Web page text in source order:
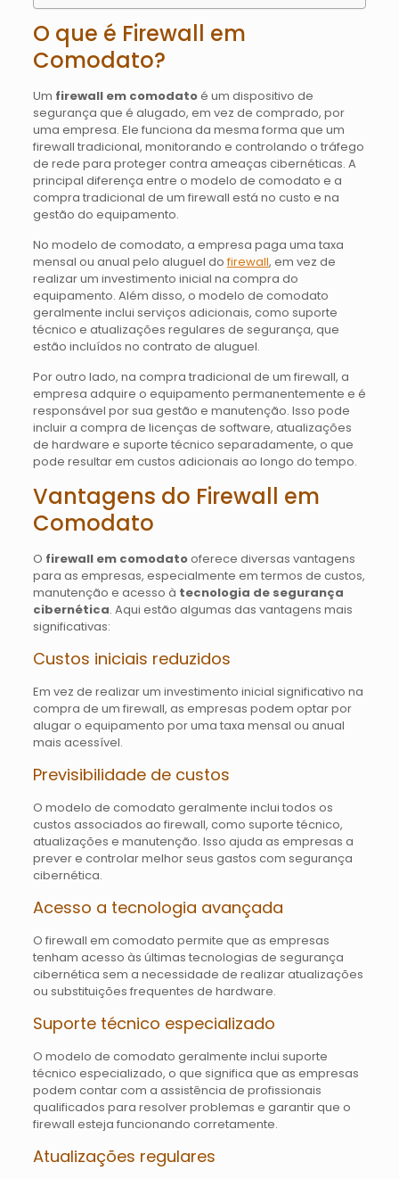
O que é Firewall em
Comodato?
Um firewall em comodatoé um dispositivo de
segurança que é alugado, em vez de comprado, por
uma empresa. Ele funciona da mesma forma que um
firewall tradicional, monitorando e controlando o tráfego
de rede para proteger contra ameaças cibernéticas. A
principal diferença entre o modelo de comodato e a
compra tradicional de um firewall está no custo e na
gestão do equipamento.
No modelo de comodato, a empresa paga uma taxa
mensal ou anual pelo aluguel dofirewall, em vez de
realizar um investimento inicial na compra do
equipamento. Além disso, o modelo de comodato
geralmente inclui serviços adicionais, como suporte
técnico e atualizações regulares de segurança, que
estão incluídos no contrato de aluguel.
Por outro lado, na compra tradicional de um firewall, a
empresa adquire o equipamento permanentemente e é
responsável por sua gestão e manutenção. Isso pode
incluir a compra de licenças de software, atualizações
de hardware e suporte técnico separadamente, o que
pode resultar em custos adicionais ao longo do tempo.
Vantagens do Firewall em
Comodato
O firewall em comodatooferece diversas vantagens
para as empresas, especialmente em termos de custos,
manutenção e acesso à tecnologia de segurança
cibernética. Aqui estão algumas das vantagens mais
significativas:
Custos iniciais reduzidos
Em vez de realizar um investimento inicial significativo na
compra de um firewall, as empresas podem optar por
alugar o equipamento por uma taxa mensal ou anual
mais acessível.
Previsibilidade de custos
O modelo de comodato geralmente inclui todos os
custos associados ao firewall, como suporte técnico,
atualizações e manutenção. Isso ajuda as empresas a
prever e controlar melhor seus gastos com segurança
cibernética.
Acesso a tecnologia avançada
O firewall em comodato permite que as empresas
tenham acesso às últimas tecnologias de segurança
cibernética sem a necessidade de realizar atualizações
ou substituições frequentes de hardware.
Suporte técnico especializado
O modelo de comodato geralmente inclui suporte
técnico especializado, o que significa que as empresas
podem contar com a assistência de profissionais
qualificados para resolver problemas e garantir que o
firewall esteja funcionando corretamente.
Atualizações regulares